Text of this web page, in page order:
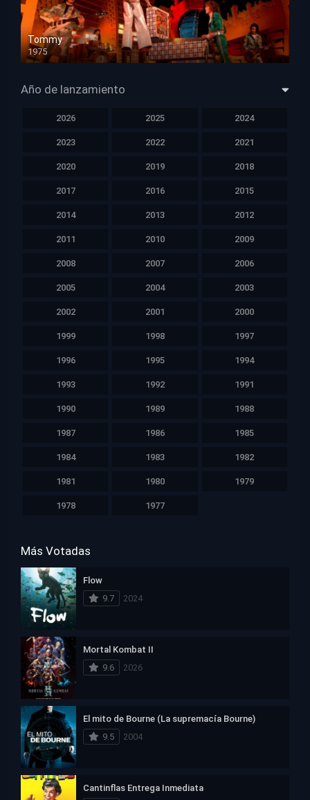
Tommy
1975
HD 1080p
Año de lanzamiento
2026 2025 2024
2023 2022 2021
2020 2019 2018
2017 2016 2015
2014 2013 2012
2011 2010 2009
2008 2007 2006
2005 2004 2003
2002 2001 2000
1999 1998 1997
1996 1995 1994
1993 1992 1991
1990 1989 1988
1987 1986 1985
1984 1983 1982
1981 1980 1979
1978 1977
Más Votadas
Flow
9.7
2024
Mortal Kombat II
9.6
2026
El mito de Bourne (La supremacía Bourne)
9.5
2004
Cantinflas Entrega Inmediata